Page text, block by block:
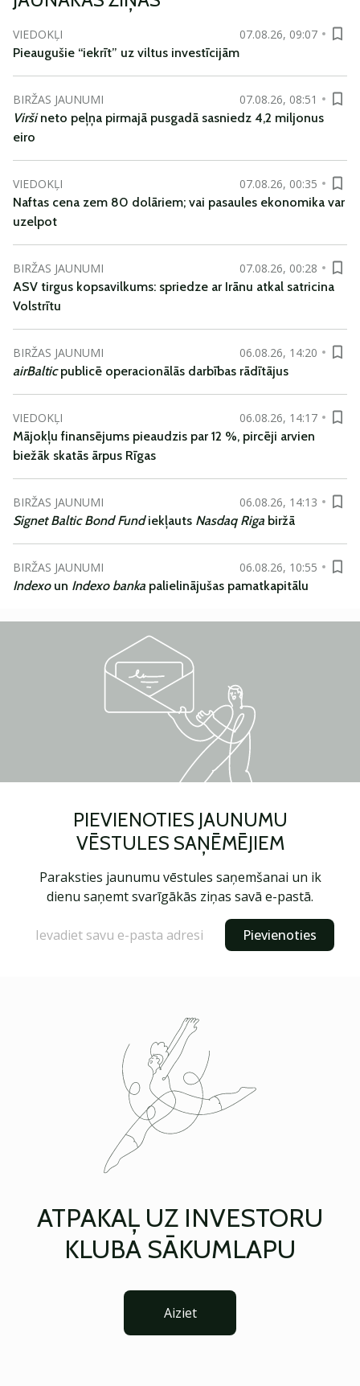
VIEDOKĻI
07.08.26, 09:07
Pieaugušie “iekrīt” uz viltus investīcijām
BIRŽAS JAUNUMI
07.08.26, 08:51
Viršineto peļņa pirmajā pusgadā sasniedz 4,2 miljonus
eiro
VIEDOKĻI
07.08.26, 00:35
Naftas cena zem 80 dolāriem; vai pasaules ekonomika var
uzelpot
BIRŽAS JAUNUMI
07.08.26, 00:28
ASV tirgus kopsavilkums: spriedze ar Irānu atkal satricina
Volstrītu
BIRŽAS JAUNUMI
06.08.26, 14:20
airBalticpublicē operacionālās darbības rādītājus
VIEDOKĻI
06.08.26, 14:17
Mājokļu finansējums pieaudzis par 12 %, pircēji arvien
biežāk skatās ārpus Rīgas
BIRŽAS JAUNUMI
06.08.26, 14:13
Signet Baltic Bond Fundiekļauts Nasdaq Riga biržā
BIRŽAS JAUNUMI
06.08.26, 10:55
Indexoun Indexo banka palielinājušas pamatkapitālu
PIEVIENOTIES JAUNUMU
VĒSTULES SAŅĒMĒJIEM
Paraksties jaunumu vēstules saņemšanai un ik
dienu saņemt svarīgākās ziņas savā e-pastā.
Pievienoties
ATPAKAĻ UZ INVESTORU
KLUBA SĀKUMLAPU
Aiziet